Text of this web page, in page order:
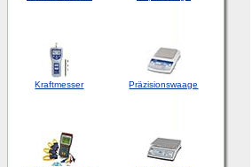
Kraftmesser Präzisionswaage